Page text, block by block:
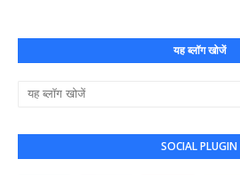
यह ब्लॉग खोजें
SOCIAL PLUGIN